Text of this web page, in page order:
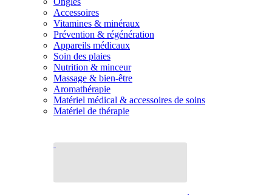
Accessoires
Vitamines & minéraux
Prévention & régénération
Appareils médicaux
Soin des plaies
Nutrition & minceur
Massage & bien-être
Aromathérapie
Matériel médical & accessoires de soins
Matériel de thérapie